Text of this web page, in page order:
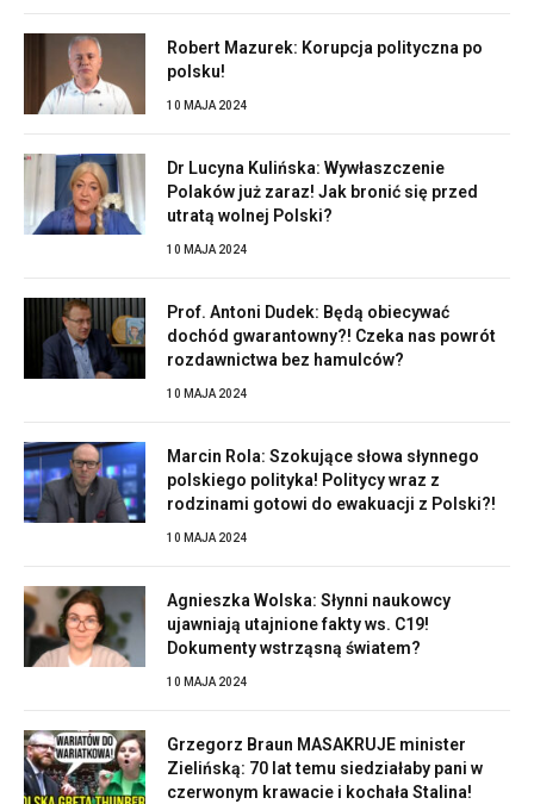
Robert Mazurek: Korupcja polityczna po
polsku!
10 MAJA 2024
Dr Lucyna Kulińska: Wywłaszczenie
Polaków już zaraz! Jak bronić się przed
utratą wolnej Polski?
10 MAJA 2024
Prof. Antoni Dudek: Będą obiecywać
dochód gwarantowny?! Czeka nas powrót
rozdawnictwa bez hamulców?
10 MAJA 2024
Marcin Rola: Szokujące słowa słynnego
polskiego polityka! Politycy wraz z
rodzinami gotowi do ewakuacji z Polski?!
10 MAJA 2024
Agnieszka Wolska: Słynni naukowcy
ujawniają utajnione fakty ws. C19!
Dokumenty wstrząsną światem?
10 MAJA 2024
Grzegorz Braun MASAKRUJE minister
Zielińską: 70 lat temu siedziałaby pani w
czerwonym krawacie i kochała Stalina!